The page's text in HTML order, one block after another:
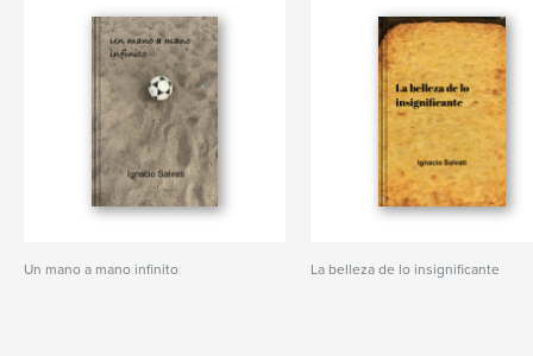
Un mano a mano infinito La belleza de lo insignificante